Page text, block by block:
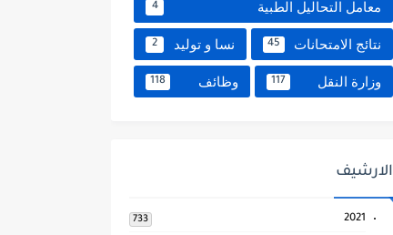
معامل التحاليل الطبية 4
نتائج الامتحانات 45 نسا و توليد 2
وزارة النقل 117 وظائف 118
الارشيف
2021
733